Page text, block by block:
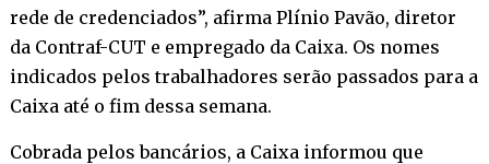
rede de credenciados”, afirma Plínio Pavão, diretor
da Contraf-CUT e empregado da Caixa. Os nomes
indicados pelos trabalhadores serão passados para a
Caixa até o fim dessa semana.
Cobrada pelos bancários, a Caixa informou que